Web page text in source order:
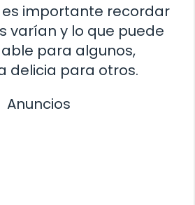
es importante recordar
varían y lo que puede
para algunos,
delicia para otros.
Anuncios